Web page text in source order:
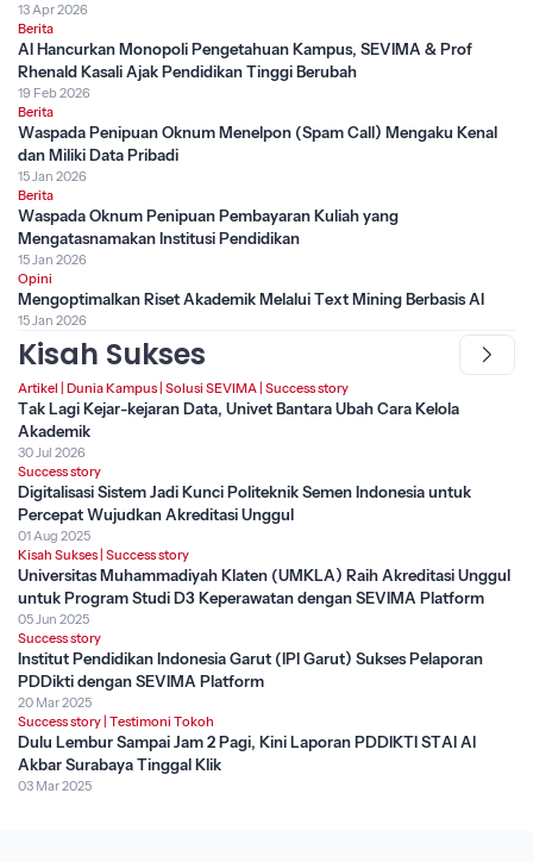
13 Apr 2026
Berita
AI Hancurkan Monopoli Pengetahuan Kampus, SEVIMA & Prof
Rhenald Kasali Ajak Pendidikan Tinggi Berubah
19 Feb 2026
Berita
Waspada Penipuan Oknum Menelpon (Spam Call) Mengaku Kenal
dan Miliki Data Pribadi
15 Jan 2026
Berita
Waspada Oknum Penipuan Pembayaran Kuliah yang
Mengatasnamakan Institusi Pendidikan
15 Jan 2026
Opini
Mengoptimalkan Riset Akademik Melalui Text Mining Berbasis AI
15 Jan 2026
Kisah Sukses
Artikel Dunia Kampus Solusi SEVIMA Success story
Tak Lagi Kejar-kejaran Data, Univet Bantara Ubah Cara Kelola
Akademik
30 Jul 2026
Success story
Digitalisasi Sistem Jadi Kunci Politeknik Semen Indonesia untuk
Percepat Wujudkan Akreditasi Unggul
01 Aug 2025
Kisah Sukses Success story
Universitas Muhammadiyah Klaten (UMKLA) Raih Akreditasi Unggul
untuk Program Studi D3 Keperawatan dengan SEVIMA Platform
05 Jun 2025
Success story
Institut Pendidikan Indonesia Garut (IPI Garut) Sukses Pelaporan
PDDikti dengan SEVIMA Platform
20 Mar 2025
Success story Testimoni Tokoh
Dulu Lembur Sampai Jam 2 Pagi, Kini Laporan PDDIKTI STAI Al
Akbar Surabaya Tinggal Klik
03 Mar 2025